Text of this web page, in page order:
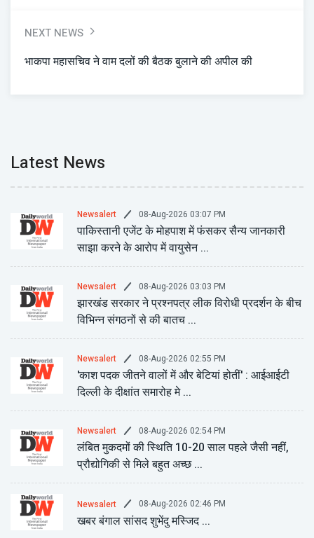
NEXT NEWS
भाकपा महासचिव ने वाम दलों की बैठक बुलाने की अपील की
Latest News
Newsalert 08-Aug-2026 03:07 PM
पाकिस्तानी एजेंट के मोहपाश में फंसकर सैन्य जानकारी
साझा करने के आरोप में वायुसेन ...
Newsalert 08-Aug-2026 03:03 PM
झारखंड सरकार ने प्रश्नपत्र लीक विरोधी प्रदर्शन के बीच
विभिन्न संगठनों से की बातच ...
Newsalert 08-Aug-2026 02:55 PM
'काश पदक जीतने वालों में और बेटियां होतीं' : आईआईटी
दिल्ली के दीक्षांत समारोह मे ...
Newsalert 08-Aug-2026 02:54 PM
लंबित मुकदमों की स्थिति 10-20 साल पहले जैसी नहीं,
प्रौद्योगिकी से मिले बहुत अच्छ ...
Newsalert 08-Aug-2026 02:46 PM
खबर बंगाल सांसद शुभेंदु मस्जिद ...